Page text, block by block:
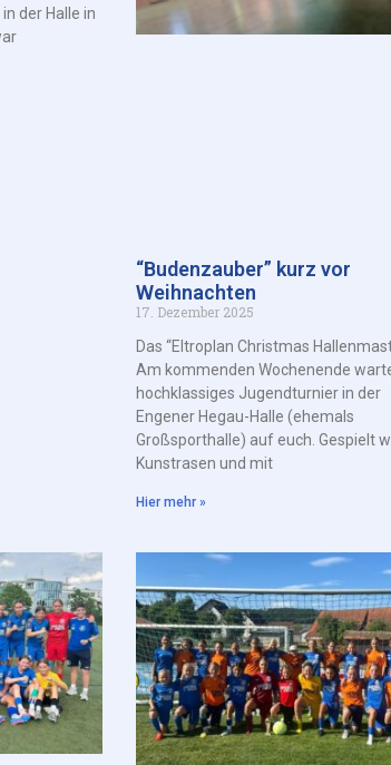
der Halle in
“Budenzauber” kurz vor
Weihnachten
17. Dezember 2025
Das “Eltroplan Christmas
Am kommenden Wochenende
hochklassiges Jugendturnier in der
Engener Hegau-Halle (ehemals
Großsporthalle) auf euch. Gespielt
Kunstrasen und mit
Hier mehr »